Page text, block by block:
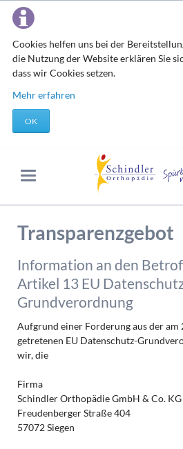
Cookies helfen uns bei der
die Nutzung der Website erklären Sie
dass wir Cookies setzen.
Mehr erfahren
OK
Transparenzgebot
Information an den
Artikel 13 EU
Grundverordnung
Aufgrund einer Forderung aus der
getretenen EU Datenschutz-
wir, die
Firma
Schindler Orthopädie GmbH & Co. KG
Freudenberger Straße 404
57072 Siegen